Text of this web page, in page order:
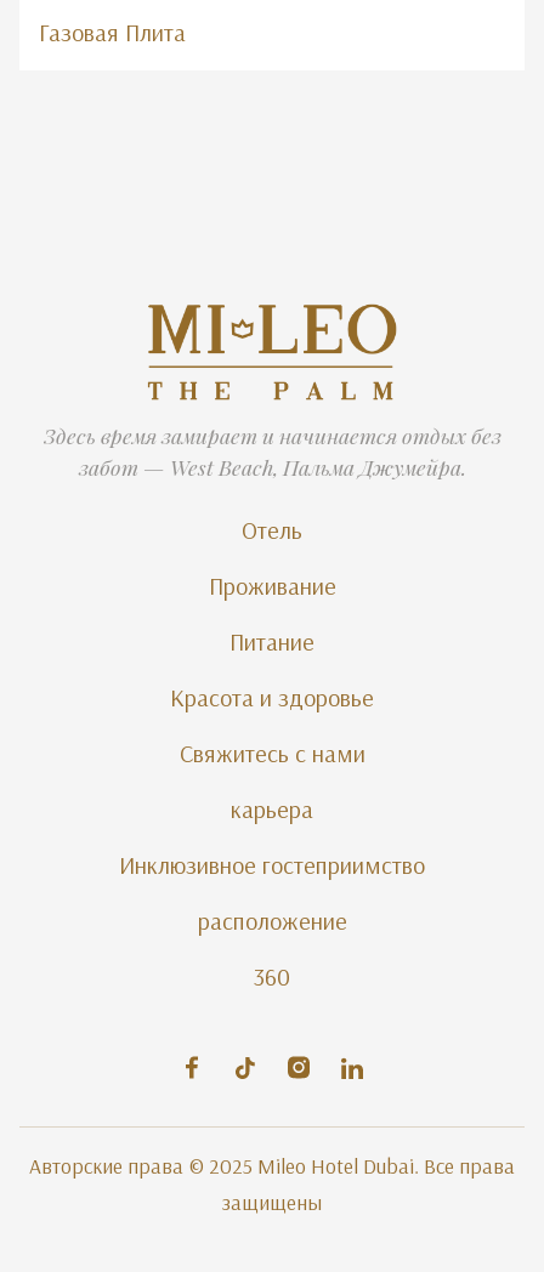
Газовая Плита
Здесь время замирает и начинается отдых без
забот — West Beach, Пальма Джумейра.
Отель
Проживание
Питание
Красота и здоровье
Свяжитесь с нами
карьера
Инклюзивное гостеприимство
расположение
360
Авторские права © 2025 Mileo Hotel Dubai. Все права
защищены